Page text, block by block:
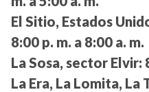
El Sitio, Estados
8:00 p. m. a 8:00 a. m.
La Sosa, sector Elvir:
La Era, La Lomita, La